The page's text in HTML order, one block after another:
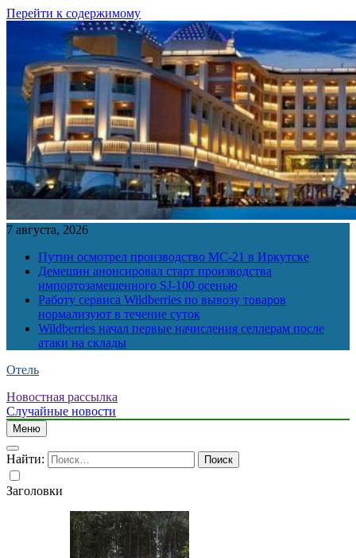
Перейти к содержимому
7 августа, 2026
Путин осмотрел производство МС-21 в Иркутске
Демешин анонсировал старт производства
импортозамещенного SJ-100 осенью
Работу сервиса Wildberries по вывозу товаров
нормализуют в течение суток
Wildberries начал первые начисления селлерам после
атаки на склады
Отель
Новостная рассылка
Случайные новости
Меню
Найти:
Заголовки